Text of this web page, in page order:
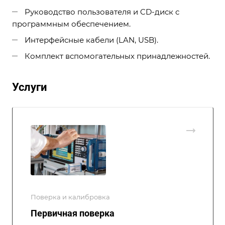
Руководство пользователя и CD-диск с
программным обеспечением.
Интерфейсные кабели (LAN, USB).
Комплект вспомогательных принадлежностей.
Услуги
Поверка и калибровка
Первичная поверка